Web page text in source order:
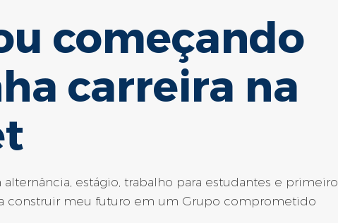
começando
carreira na
alternância, estágio, trabalho para estudantes e primeiro
construir meu futuro em um Grupo comprometido